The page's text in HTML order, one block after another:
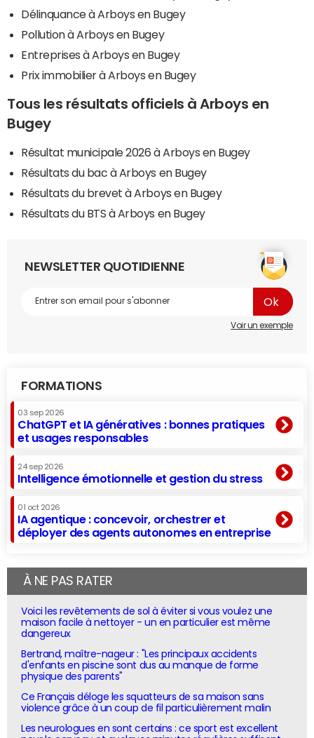
Délinquance à Arboys en Bugey
Pollution à Arboys en Bugey
Entreprises à Arboys en Bugey
Prix immobilier à Arboys en Bugey
Tous les résultats officiels à Arboys en
Bugey
Résultat municipale 2026 à Arboys en Bugey
Résultats du bac à Arboys en Bugey
Résultats du brevet à Arboys en Bugey
Résultats du BTS à Arboys en Bugey
NEWSLETTER QUOTIDIENNE
Voir un exemple
FORMATIONS
03 sep 2026
ChatGPT et IA génératives : bonnes pratiques
et usages responsables
24 sep 2026
Intelligence émotionnelle et gestion du stress
01 oct 2026
IA agentique : concevoir, orchestrer et
déployer des agents autonomes en entreprise
À NE PAS RATER
Voici les revêtements de sol à éviter si vous voulez une
maison facile à nettoyer - un en particulier est même
dangereux
Bertrand, maître-nageur : "Les principaux accidents
d'enfants en piscine sont dus au manque de forme
physique des parents"
Ce Français déloge les squatteurs de sa maison sans
violence grâce à un coup de fil particulièrement malin
Les neurologues en sont certains : ce sport est excellent